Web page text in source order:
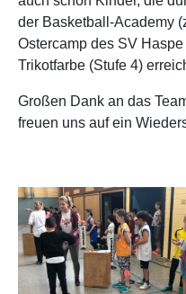
der Basketball-Academy
Ostercamp des SV
Trikotfarbe (Stufe 4)
Großen Dank an das
freuen uns auf ein